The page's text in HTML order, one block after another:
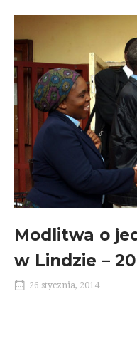
Modlitwa o
w Lindzie –
26 stycznia, 2014